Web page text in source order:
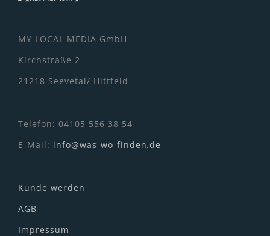
MY LOCAL MEDIA GmbH
Kirchstraße 2
21218 Seevetal/ Hittfeld
Telefon: 04105 556 38 54
E-Mail: info@was-wo-finden.de
Kunde werden
AGB
Impressum